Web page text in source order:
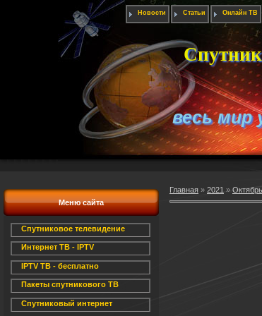
Новости Статьи Онлайн ТВ
весь мир
Меню сайта
Спутниковое телевидение
Интернет ТВ - IPTV
IPTV ТВ - бесплатно
Пакеты спутникового ТВ
Спутниковый интернет
Главная » 2021 » Октябрь